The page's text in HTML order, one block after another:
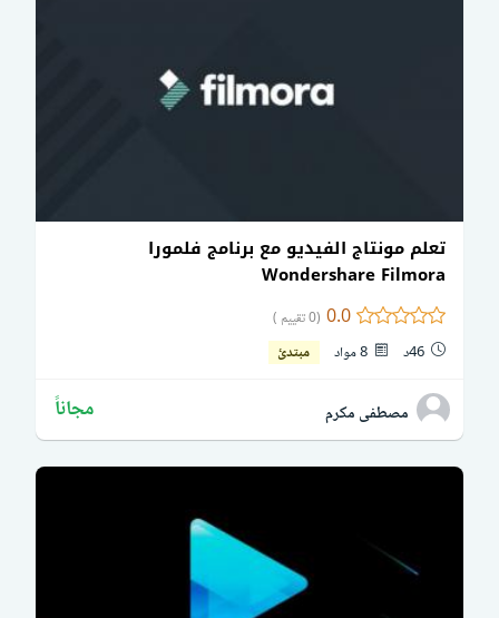
تعلم مونتاج الفيديو مع برنامج فلمورا
Wondershare Filmora
0.0 (0 تقييم )
46د 8 مواد مبتدئ
مصطفى مكرم مجاناً